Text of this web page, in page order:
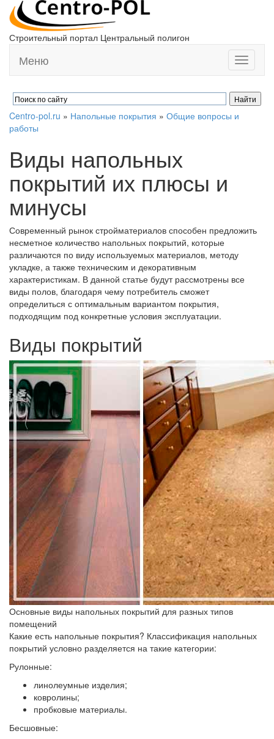
Строительный портал Центральный полигон
Toggle
Меню
Centro-pol.ru » Напольные покрытия » Общие вопросы и
работы
Виды напольных
покрытий их плюсы и
минусы
Современный рынок стройматериалов способен предложить
несметное количество напольных покрытий, которые
различаются по виду используемых материалов, методу
укладке, а также техническим и декоративным
характеристикам. В данной статье будут рассмотрены все
виды полов, благодаря чему потребитель сможет
определиться с оптимальным вариантом покрытия,
подходящим под конкретные условия эксплуатации.
Виды покрытий
Основные виды напольных покрытий для разных типов
помещений
Какие есть напольные покрытия? Классификация напольных
покрытий условно разделяется на такие категории:
Рулонные:
линолеумные изделия;
ковролины;
пробковые материалы.
Бесшовные: